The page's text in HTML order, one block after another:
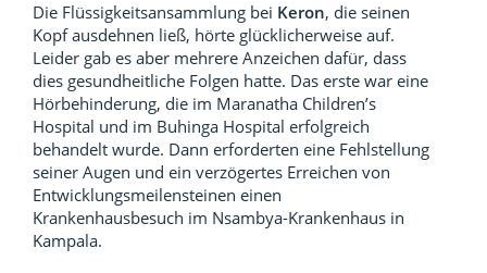
Die Flüssigkeitsansammlung bei Keron, die seinen
Kopf ausdehnen ließ, hörte glücklicherweise auf.
Leider gab es aber mehrere Anzeichen dafür, dass
dies gesundheitliche Folgen hatte. Das erste war eine
Hörbehinderung, die im Maranatha Children’s
Hospital und im Buhinga Hospital erfolgreich
behandelt wurde. Dann erforderten eine Fehlstellung
seiner Augen und ein verzögertes Erreichen von
Entwicklungsmeilensteinen einen
Krankenhausbesuch im Nsambya-Krankenhaus in
Kampala.